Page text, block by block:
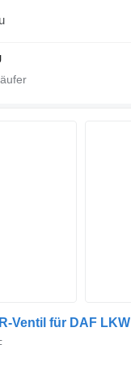
Ventil für DAF LKW